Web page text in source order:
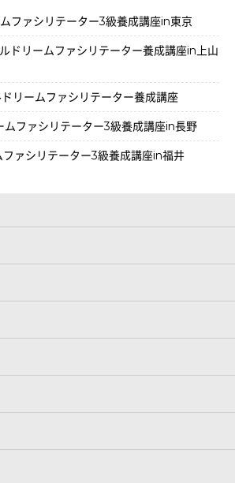
ファシリテーター3級養成講座in東京
ドリームファシリテーター養成講座in上山
リームファシリテーター養成講座
ファシリテーター3級養成講座in長野
ァシリテーター3級養成講座in福井